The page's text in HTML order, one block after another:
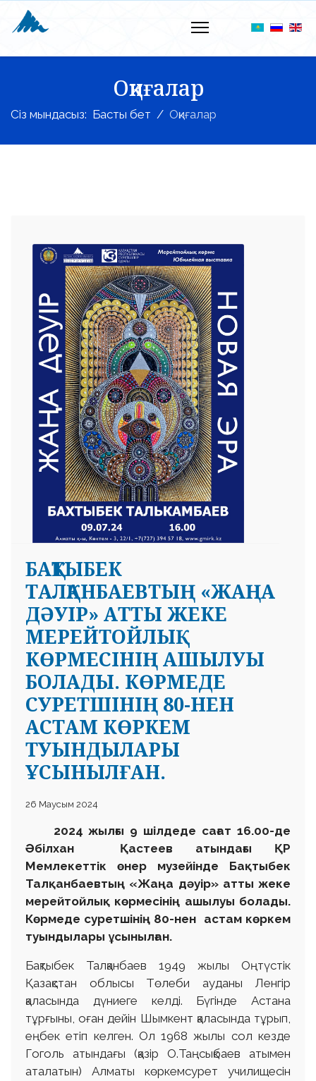
Оқиғалар
Сіз мындасыз: Басты бет Оқиғалар
БАҚТЫБЕК
ТАЛҚАНБАЕВТЫҢ «ЖАҢА
ДӘУІР» АТТЫ ЖЕКЕ
МЕРЕЙТОЙЛЫҚ
КӨРМЕСІНІҢ АШЫЛУЫ
БОЛАДЫ. КӨРМЕДЕ
СУРЕТШІНІҢ 80-НЕН
АСТАМ КӨРКЕМ
ТУЫНДЫЛАРЫ
ҰСЫНЫЛҒАН.
26 Маусым 2024
2024 жылғы 9 шілдеде сағат 16.00-де
Әбілхан Қастеев атындағы ҚР
Мемлекеттік өнер музейінде Бақтыбек
Талқанбаевтың «Жаңа дәуір» атты жеке
мерейтойлық көрмесінің ашылуы болады.
Көрмеде суретшінің 80-нен астам көркем
туындылары ұсынылған.
Бақтыбек Талқанбаев 1949 жылы Оңтүстік
Қазақстан облысы Төлеби ауданы Ленгір
қаласында дүниеге келді. Бүгінде Астана
тұрғыны, оған дейін Шымкент қаласында тұрып,
еңбек етіп келген. Ол 1968 жылы сол кезде
Гоголь атындағы (қазір О.Таңсықбаев атымен
аталатын) Алматы көркемсурет училищесін